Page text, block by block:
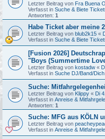
Letzter Beitrag von Fra Buena
Verfasst in Suche & Biete
Antworten: 1
Habe Ticket aber meine
Letzter Beitrag von blub2k15 «
Verfasst in Suche & Biete
[Fusion 2026]
"Boys (Summertime
Letzter Beitrag von kostadw «
Verfasst in Suche DJ/Band/Dich
Suche:
Letzter Beitrag von Klippy « Di
Verfasst in Anreise &
Antworten: 1
Suche: MFG aus KÖLN
Letzter Beitrag von
Verfasst in Anreise &